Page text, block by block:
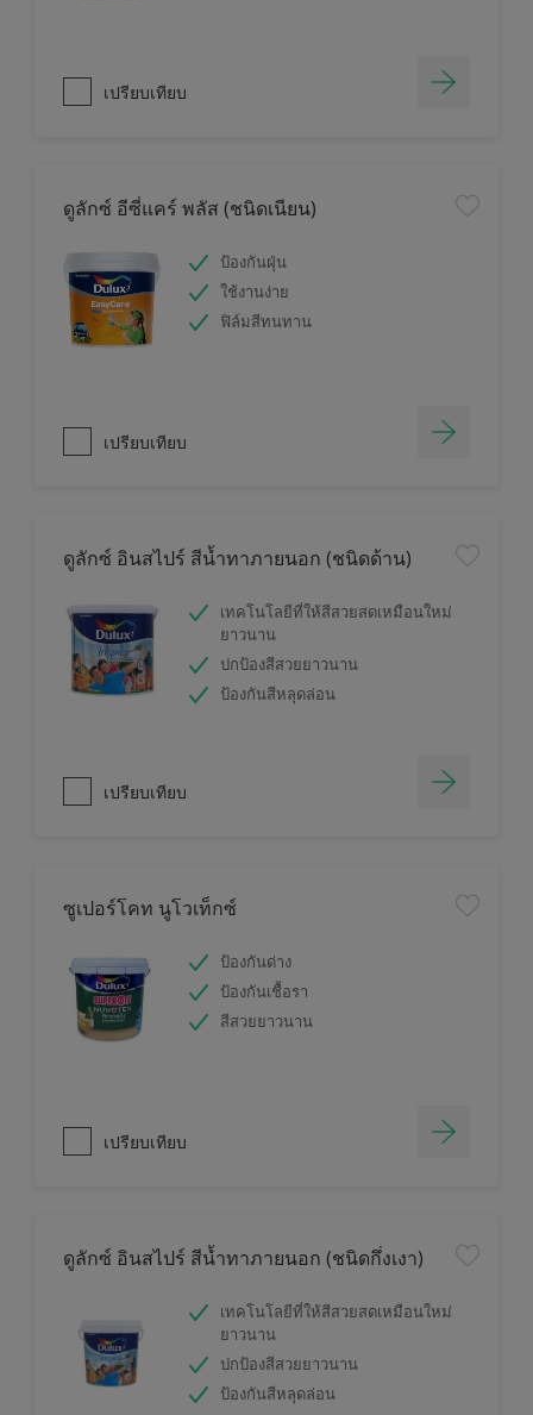
เปรียบเทียบ
ดูลักซ์ อีซี่แคร์ พลัส (ชนิดเนียน)
ป้องกันฝุ่น
ใช้งานง่าย
ฟิล์มสีทนทาน
เปรียบเทียบ
ดูลักซ์ อินสไปร์ สีน้ำทาภายนอก (ชนิดด้าน)
เทคโนโลยีที่ให้สีสวยสดเหมือนใหม่
ยาวนาน
ปกป้องสีสวยยาวนาน
ป้องกันสีหลุดล่อน
เปรียบเทียบ
ซูเปอร์โคท นูโวเท็กซ์
ป้องกันด่าง
ป้องกันเชื้อรา
สีสวยยาวนาน
เปรียบเทียบ
ดูลักซ์ อินสไปร์ สีน้ำทาภายนอก (ชนิดกึ่งเงา)
เทคโนโลยีที่ให้สีสวยสดเหมือนใหม่
ยาวนาน
ปกป้องสีสวยยาวนาน
ป้องกันสีหลุดล่อน